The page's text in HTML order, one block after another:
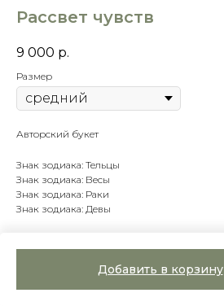
Рассвет чувств
9 000 р.
Размер
Добавить в корзину
Авторский букет
Знак зодиака: Тельцы
Знак зодиака: Весы
Знак зодиака: Раки
Знак зодиака: Девы